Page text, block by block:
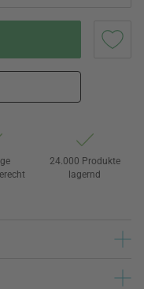
24.000 Produkte
lagernd